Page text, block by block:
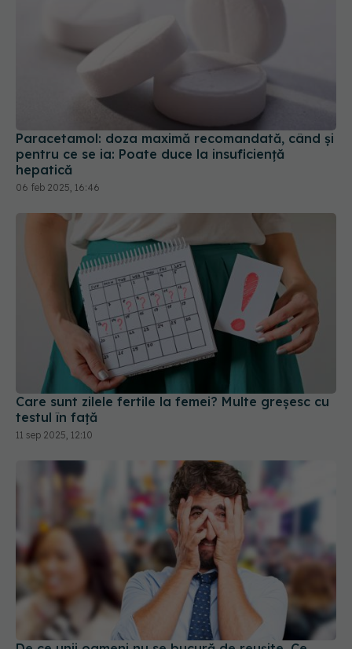
Paracetamol: doza maximă recomandată, când și
pentru ce se ia: Poate duce la insuficiență
hepatică
06 feb 2025, 16:46
Care sunt zilele fertile la femei? Multe greșesc cu
testul în față
11 sep 2025, 12:10
De ce unii oameni nu se bucură de reușite. Ce
urme lasă: „după râs vine plâns” și „nu te bucura
prea tare, nu durează”: Sindromul perfecționitului